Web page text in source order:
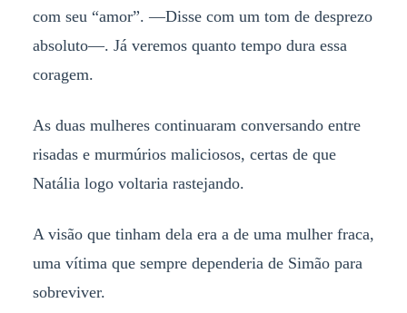
com seu “amor”. —Disse com um tom de desprezo
absoluto—. Já veremos quanto tempo dura essa
coragem.
As duas mulheres continuaram conversando entre
risadas e murmúrios maliciosos, certas de que
Natália logo voltaria rastejando.
A visão que tinham dela era a de uma mulher fraca,
uma vítima que sempre dependeria de Simão para
sobreviver.